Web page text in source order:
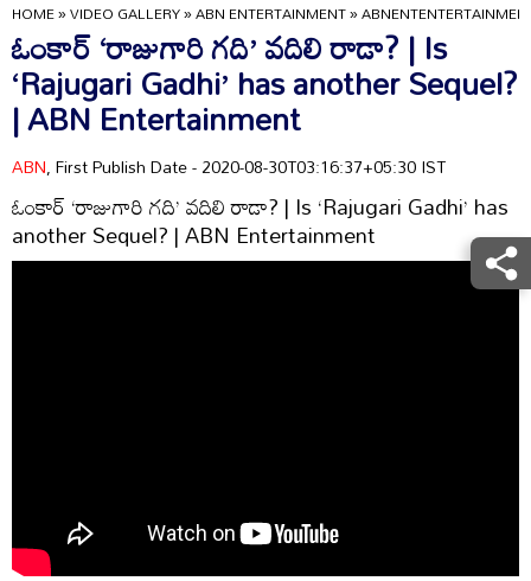
HOME»VIDEO GALLERY»ABN ENTERTAINMENT»
ఓంకార్ ‘రాజుగారి గది’ వదిలి రాడా? | Is
‘Rajugari Gadhi’ has another Sequel?
| ABN Entertainment
ABN, First Publish Date - 2020-08-30T03:16:37+05:30 IST
ఓంకార్ ‘రాజుగారి గది’ వదిలి రాడా? | Is ‘Rajugari Gadhi’ has
another Sequel? | ABN Entertainment